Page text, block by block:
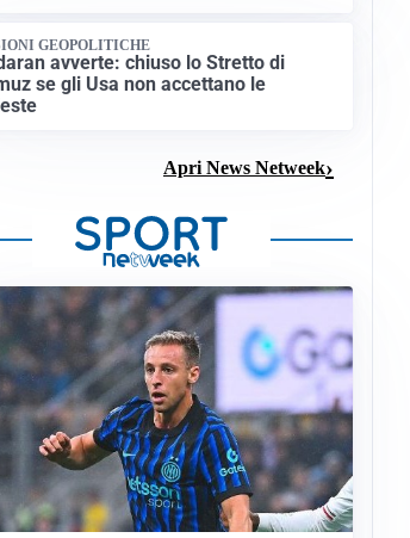
GEOPOLITICHE
avverte: chiuso lo Stretto di
se gli Usa non accettano le
Apri News Netweek